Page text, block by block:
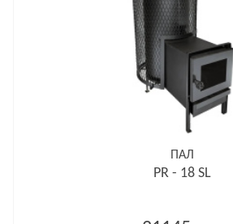
ПАЛ
PR - 18 SL